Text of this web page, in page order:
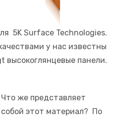
5K Surface Technologies.
у нас известны
высокоглянцевые панели.
Что же представляет
собой этот материал? По